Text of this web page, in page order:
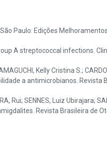
Paulo: Edições
A streptococcal infections.
Kelly Cristina S.;
a antimicrobianos. Revista
Rui; SENNES, Luiz
Revista Brasileira de